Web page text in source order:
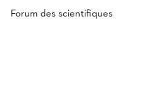
Forum des scientifiques